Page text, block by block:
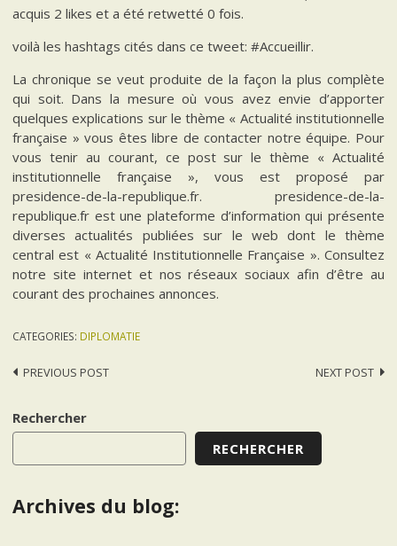
acquis 2 likes et a été retwetté 0 fois.
voilà les hashtags cités dans ce tweet: #Accueillir.
La chronique se veut produite de la façon la plus complète
qui soit. Dans la mesure où vous avez envie d’apporter
quelques explications sur le thème « Actualité institutionnelle
française » vous êtes libre de contacter notre équipe. Pour
vous tenir au courant, ce post sur le thème « Actualité
institutionnelle française », vous est proposé par
presidence-de-la-republique.fr. presidence-de-la-
republique.fr est une plateforme d’information qui présente
diverses actualités publiées sur le web dont le thème
central est « Actualité Institutionnelle Française ». Consultez
notre site internet et nos réseaux sociaux afin d’être au
courant des prochaines annonces.
CATEGORIES: DIPLOMATIE
Post
PREVIOUS POST NEXT POST
Rechercher
RECHERCHER
Archives du blog: